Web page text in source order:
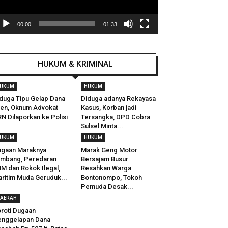
00:00 01:33
HUKUM & KRIMINAL
Tipu Gelap Dana
Oknum Advokat
Dilaporkan ke Polisi
HUKUM
Diduga adanya Rekayasa
Kasus, Korban jadi
Tersangka, DPD Cobra
Sulsel Minta...
Maraknya
Peredaran
dan Rokok Ilegal,
Muda Geruduk...
HUKUM
Marak Geng Motor
Bersajam Busur
Resahkan Warga
Bontonompo, Tokoh
Pemuda Desak...
Dugaan
Dana